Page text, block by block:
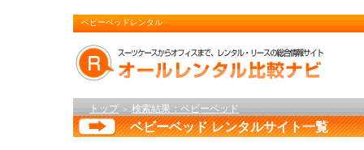
ベビーベッドレンタル
トップ ＞ 検索結果：ベビーベッド
ベビーベッド レンタルサイト一覧